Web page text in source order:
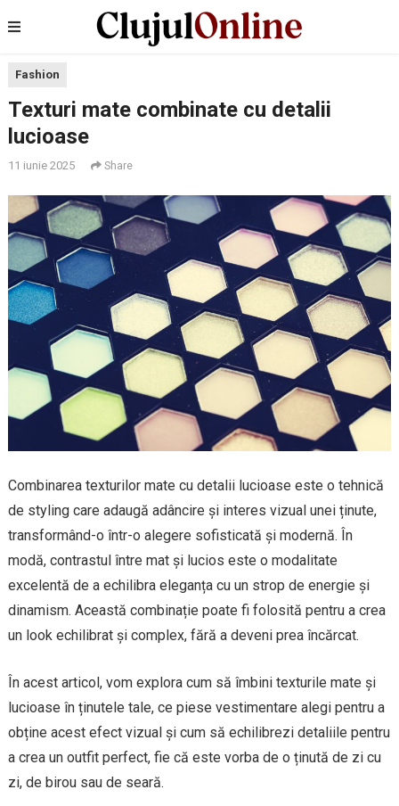
Fashion
Texturi mate combinate cu detalii
lucioase
11 iunie 2025 Share
Combinarea texturilor mate cu detalii lucioase este o tehnică
de styling care adaugă adâncire și interes vizual unei ținute,
transformând-o într-o alegere sofisticată și modernă. În
modă, contrastul între mat și lucios este o modalitate
excelentă de a echilibra eleganța cu un strop de energie și
dinamism. Această combinație poate fi folosită pentru a crea
un look echilibrat și complex, fără a deveni prea încărcat.
În acest articol, vom explora cum să îmbini texturile mate și
lucioase în ținutele tale, ce piese vestimentare alegi pentru a
obține acest efect vizual și cum să echilibrezi detaliile pentru
a crea un outfit perfect, fie că este vorba de o ținută de zi cu
zi, de birou sau de seară.